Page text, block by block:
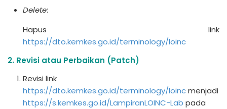
Delete:
Hapus link
https://dto.kemkes.go.id/terminology/loinc
2. Revisi atau Perbaikan (Patch)
Revisi link
https://dto.kemkes.go.id/terminology/loincmenjadi
https://s.kemkes.go.id/LampiranLOINC-Lab pada